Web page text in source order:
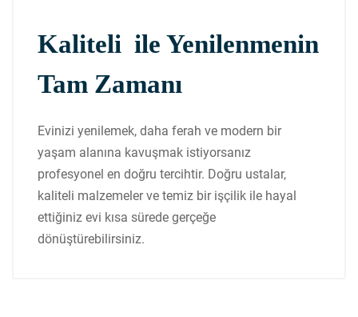
Kaliteli ile Yenilenmenin
Tam Zamanı
Evinizi yenilemek, daha ferah ve modern bir
yaşam alanına kavuşmak istiyorsanız
profesyonel en doğru tercihtir. Doğru ustalar,
kaliteli malzemeler ve temiz bir işçilik ile hayal
ettiğiniz evi kısa sürede gerçeğe
dönüştürebilirsiniz.